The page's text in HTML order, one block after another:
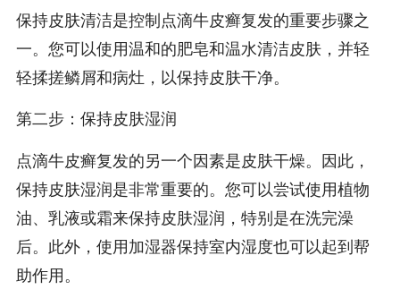
保持皮肤清洁是控制点滴牛皮癣复发的重要步骤之
一。您可以使用温和的肥皂和温水清洁皮肤，并轻
轻揉搓鳞屑和病灶，以保持皮肤干净。
第二步：保持皮肤湿润
点滴牛皮癣复发的另一个因素是皮肤干燥。因此，
保持皮肤湿润是非常重要的。您可以尝试使用植物
油、乳液或霜来保持皮肤湿润，特别是在洗完澡
后。此外，使用加湿器保持室内湿度也可以起到帮
助作用。